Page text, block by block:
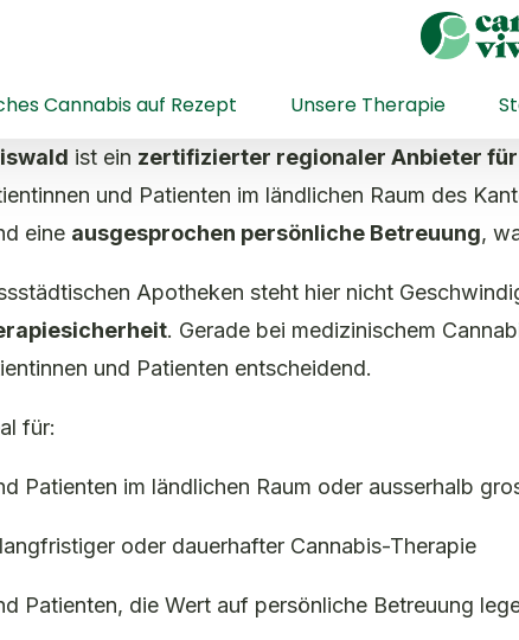
Cannabis auf Rezept Unsere Therapie
ist ein zertifizierter regionaler Anbieter
und Patienten im ländlichen Raum des
eine ausgesprochen persönliche Betreuung,
Apotheken steht hier nicht
. Gerade bei medizinischem
und Patienten entscheidend.
für:
Patienten im ländlichen Raum oder ausserhalb
oder dauerhafter Cannabis-Therapie
Patienten, die Wert auf persönliche Betreuung